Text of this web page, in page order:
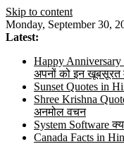
Skip to content
Monday, September 30,
Latest:
Happy Anniversary
अपनों को इन खूबसूरत
Sunset Quotes in
Shree Krishna
अनमोल वचन
System Software
Canada Facts in